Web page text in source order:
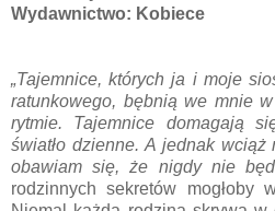
Wydawnictwo: Kobiece
„Tajemnice, których ja i moje
ratunkowego, bębnią we mnie w
rytmie. Tajemnice domagają
światło dzienne. A jednak
obawiam się, że nigdy nie
rodzinnych sekretów mogłoby